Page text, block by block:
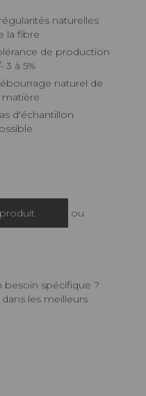
la fibre
3 à 5%
matière
ou
besoin spécifique ?
les meilleurs